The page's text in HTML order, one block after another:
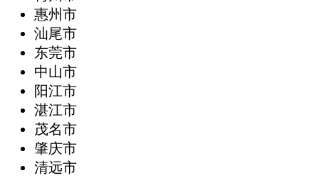
惠州市
汕尾市
东莞市
中山市
阳江市
湛江市
茂名市
肇庆市
清远市